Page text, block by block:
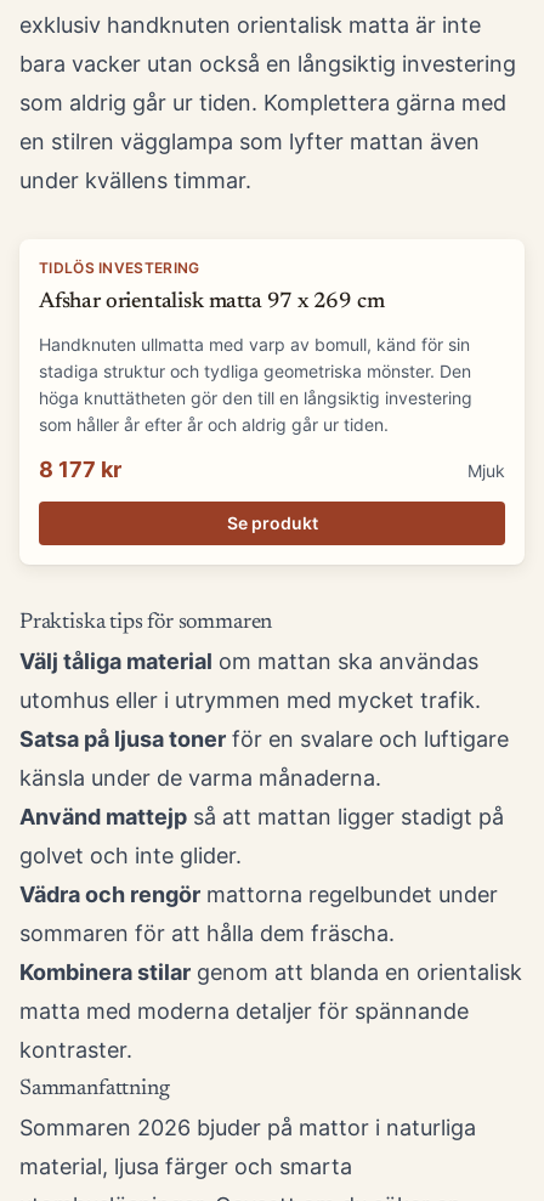
exklusiv handknuten orientalisk matta är inte
bara vacker utan också en långsiktig investering
som aldrig går ur tiden. Komplettera gärna med
en stilren vägglampa som lyfter mattan även
under kvällens timmar.
TIDLÖS INVESTERING
Afshar orientalisk matta 97 x 269 cm
Handknuten ullmatta med varp av bomull, känd för sin
stadiga struktur och tydliga geometriska mönster. Den
höga knuttätheten gör den till en långsiktig investering
som håller år efter år och aldrig går ur tiden.
8 177 kr Mjuk
Se produkt
Praktiska tips för sommaren
Välj tåliga material om mattan ska användas
utomhus eller i utrymmen med mycket trafik.
Satsa på ljusa toner för en svalare och luftigare
känsla under de varma månaderna.
Använd mattejp så att mattan ligger stadigt på
golvet och inte glider.
Vädra och rengör mattorna regelbundet under
sommaren för att hålla dem fräscha.
Kombinera stilar genom att blanda en orientalisk
matta med moderna detaljer för spännande
kontraster.
Sammanfattning
Sommaren 2026 bjuder på mattor i naturliga
material, ljusa färger och smarta